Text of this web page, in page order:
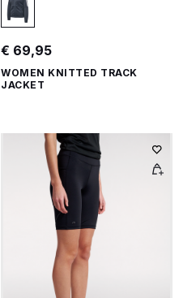
€ 69,95
WOMEN KNITTED TRACK
JACKET